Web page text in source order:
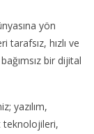
yön
hızlı ve
bir dijital
yazılım,
teknolojileri,